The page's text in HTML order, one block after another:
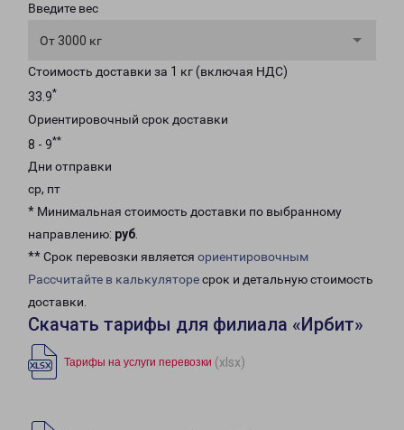
Введите вес
От 3000 кг
Стоимость доставки за 1 кг (включая НДС)
33.9*
Ориентировочный срок доставки
8 - 9**
Дни отправки
ср, пт
* Минимальная стоимость доставки по выбранному
направлению: руб.
** Срок перевозки является ориентировочным
Рассчитайте в калькуляторесрок и детальную стоимость
доставки.
Скачать тарифы для филиала «Ирбит»
Тарифы на услуги перевозки (xlsx)